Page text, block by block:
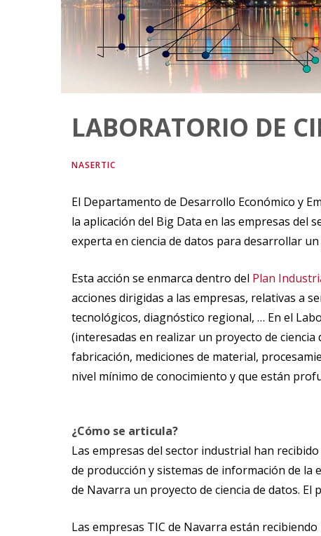
LABORATORIO DE
NASERTIC
El Departamento de Desarrollo Económico y
la aplicación del Big Data en las empresas del
experta en ciencia de datos para desarrollar
Esta acción se enmarca dentro del Plan
acciones dirigidas a las empresas, relativas a
tecnológicos, diagnóstico regional, … En el
(interesadas en realizar un proyecto de
fabricación, mediciones de material,
nivel mínimo de conocimiento y que están
¿Cómo se articula?
Las empresas del sector industrial han
de producción y sistemas de información de la
de Navarra un proyecto de ciencia de datos.
Las empresas TIC de Navarra están